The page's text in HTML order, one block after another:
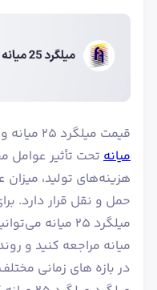
قیمت میلگرد ۲۵ میانه و به طور کلی
میانهتحت تأثیر عوامل
هزینه‌های تولید، میزان
حمل و نقل قرار دارد.
میلگرد ۲۵
میانه مراجعه کنید و
در بازه های زمانی